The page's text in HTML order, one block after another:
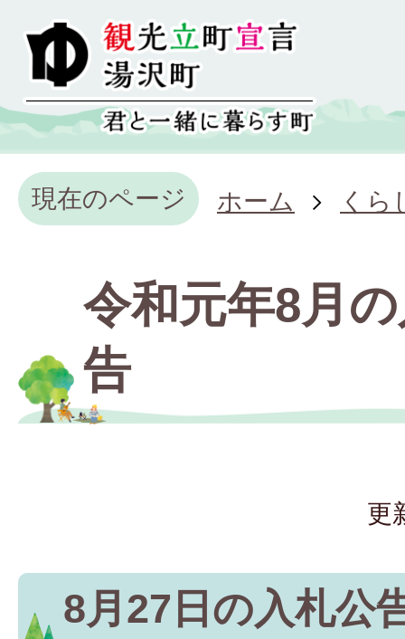
現在のページ ホーム くら
令和元年8月
告
更
8月27日の入札公